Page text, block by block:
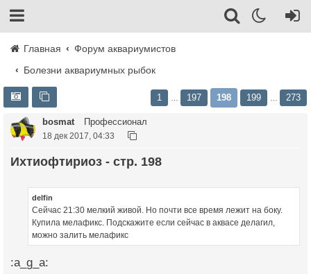
Главная
Форум аквариумистов
Болезни аквариумных рыбок
1 197 198 199 273
bosmat Профессионал
18 дек 2017, 04:33
Ихтиофтириоз - стр. 198
delfin
Сейчас 21:30 мелкий живой. Но почти все время лежит на боку.
Купила мелафикс. Подскажите если сейчас в аквасе делагил,
можно залить мелафикс
:a_g_a: